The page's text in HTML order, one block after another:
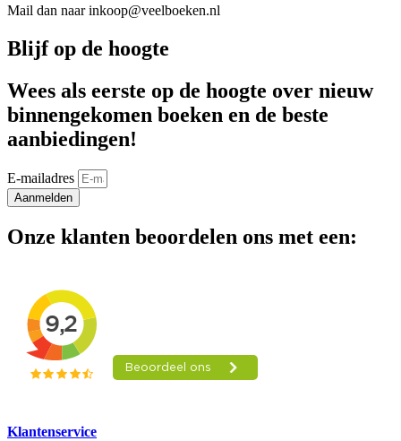
Mail dan naar inkoop@veelboeken.nl
Blijf op de hoogte
Wees als eerste op de hoogte over nieuw
binnengekomen boeken en de beste
aanbiedingen!
E-mailadres
Aanmelden
Onze klanten beoordelen ons met een:
Klantenservice